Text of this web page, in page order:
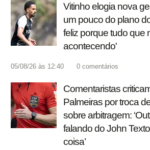
Vitinho elogia nova
um pouco do plano
feliz porque tudo que
acontecendo'
05/08/26 às 12:40 0 comentários
Comentaristas
Palmeiras por troca
sobre arbitragem:
falando do John
coisa’